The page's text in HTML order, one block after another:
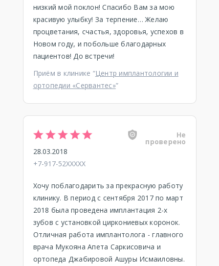
низкий мой поклон! Спасибо Вам за мою
красивую улыбку! За терпение… Желаю
процветания, счастья, здоровья, успехов в
Новом году, и побольше благодарных
пациентов! До встречи!
Приём в клинике “Центр имплантологии и
ортопедии «Сервантес»”
Не
проверено
28.03.2018
+7-917-52XXXXX
Хочу поблагодарить за прекрасную работу
клинику. В период с сентября 2017 по март
2018 была проведена имплантация 2-х
зубов с установкой циркониевых коронок.
Отличная работа имплантолога - главного
врача Мукояна Апета Саркисовича и
ортопеда Джабировой Ашуры Исмаиловны.